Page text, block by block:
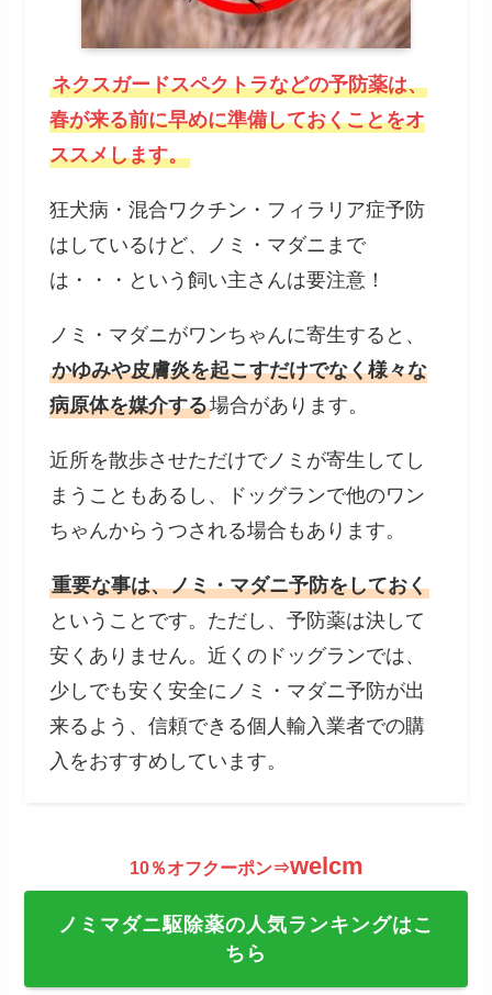
ネクスガードスペクトラなどの予防薬は、
春が来る前に早めに準備しておくことをオ
ススメします。
狂犬病・混合ワクチン・フィラリア症予防
はしているけど、ノミ・マダニまで
は・・・という飼い主さんは要注意！
ノミ・マダニがワンちゃんに寄生すると、
かゆみや皮膚炎を起こすだけでなく様々な
病原体を媒介する場合があります。
近所を散歩させただけでノミが寄生してし
まうこともあるし、ドッグランで他のワン
ちゃんからうつされる場合もあります。
重要な事は、ノミ・マダニ予防をしておく
ということです。ただし、予防薬は決して
安くありません。近くのドッグランでは、
少しでも安く安全にノミ・マダニ予防が出
来るよう、信頼できる個人輸入業者での購
入をおすすめしています。
10％オフクーポン⇒welcm
ノミマダニ駆除薬の人気ランキングはこ
ちら